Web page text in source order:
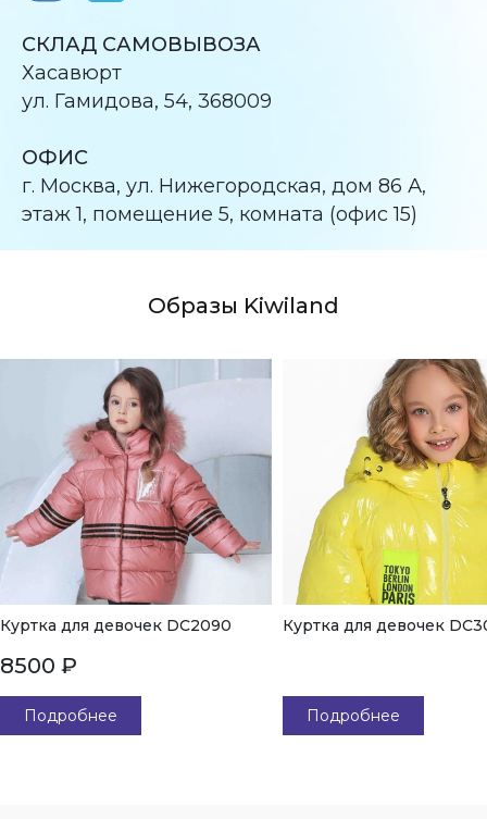
СКЛАД САМОВЫВОЗА
Хасавюрт
ул. Гамидова, 54, 368009
ОФИС
г. Москва, ул. Нижегородская, дом 86 А,
этаж 1, помещение 5, комната (офис 15)
Образы Kiwiland
Куртка для девочек DC2090
8500 ₽
Подробнее
Куртка для девочек
Подробнее